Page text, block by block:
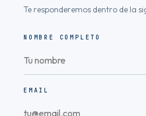
Te responderemos dentro de la
NOMBRE COMPLETO
EMAIL